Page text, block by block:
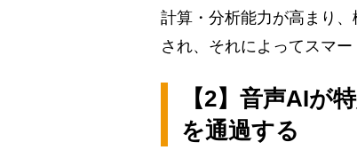
計算・分析能力が高まり
され、それによってスマ
【2】音声AIが
を通過する